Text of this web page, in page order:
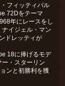
フィッティパル
72Dをテーマ
年にレースをし
イジェル・マン
ドレッティが
18に捧げるモデ
・スターリン
ンと初勝利を獲